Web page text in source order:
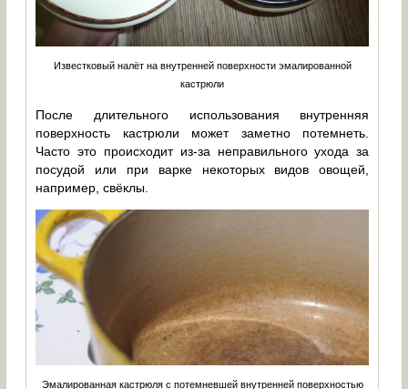
Известковый налёт на внутренней поверхности эмалированной
кастрюли
После длительного использования внутренняя
поверхность кастрюли может заметно потемнеть.
Часто это происходит из-за неправильного ухода за
посудой или при варке некоторых видов овощей,
например, свёклы.
Эмалированная кастрюля с потемневшей внутренней поверхностью